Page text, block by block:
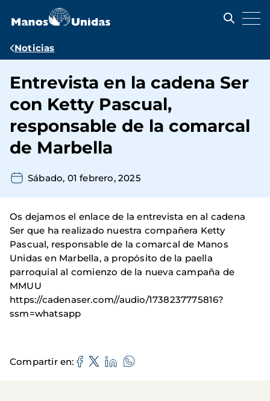
contenido
Ruta
navegación
Noticias
Entrevista en la cadena Ser
con Ketty Pascual,
responsable de la comarcal
de Marbella
Sábado, 01 febrero, 2025
Os dejamos el enlace de la entrevista en al cadena
Ser que ha realizado nuestra compañera Ketty
Pascual, responsable de la comarcal de Manos
Unidas en Marbella, a propósito de la paella
parroquial al comienzo de la nueva campaña de
MMUU
https://cadenaser.com//audio/1738237775816?
ssm=whatsapp
Compartir en